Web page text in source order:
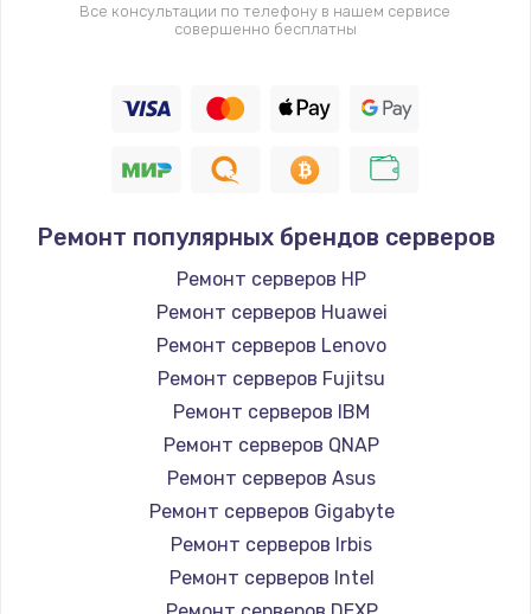
Все консультации по телефону в нашем сервисе
совершенно бесплатны
Ремонт популярных брендов серверов
Ремонт серверов HP
Ремонт серверов Huawei
Ремонт серверов Lenovo
Ремонт серверов Fujitsu
Ремонт серверов IBM
Ремонт серверов QNAP
Ремонт серверов Asus
Ремонт серверов Gigabyte
Ремонт серверов Irbis
Ремонт серверов Intel